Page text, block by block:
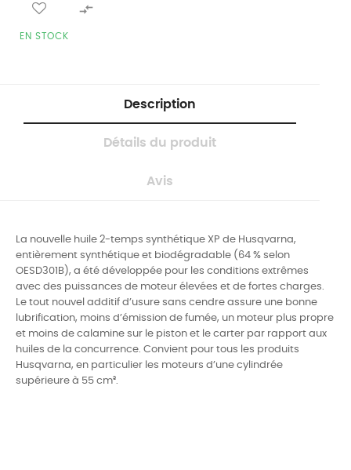

EN STOCK
Description
Détails du produit
Avis
La nouvelle huile 2-temps synthétique XP de Husqvarna,
entièrement synthétique et biodégradable (64 % selon
OESD301B), a été développée pour les conditions extrêmes
avec des puissances de moteur élevées et de fortes charges.
Le tout nouvel additif d’usure sans cendre assure une bonne
lubrification, moins d’émission de fumée, un moteur plus propre
et moins de calamine sur le piston et le carter par rapport aux
huiles de la concurrence. Convient pour tous les produits
Husqvarna, en particulier les moteurs d’une cylindrée
supérieure à 55 cm³.